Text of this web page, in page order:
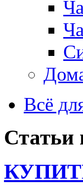
Всё
Статьи